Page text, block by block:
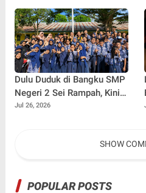
Dulu Duduk di Bangku SMP
Negeri 2 Sei Rampah, Kini
Penulis Mulai Aja Dulu
Menginspirasi Generasi
Jul 26, 2026
SHOW
POPULAR POSTS